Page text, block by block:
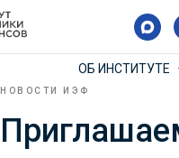
ОБ ИНСТИТУТЕ
НОВОСТИ ИЭФ